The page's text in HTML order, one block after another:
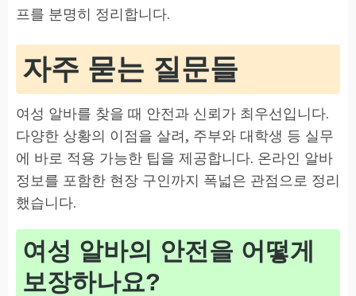
프를 분명히 정리합니다.
자주 묻는 질문들
여성 알바를 찾을 때 안전과 신뢰가 최우선입니다.
다양한 상황의 이점을 살려, 주부와 대학생 등 실무
에 바로 적용 가능한 팁을 제공합니다. 온라인 알바
정보를 포함한 현장 구인까지 폭넓은 관점으로 정리
했습니다.
여성 알바의 안전을 어떻게
보장하나요?